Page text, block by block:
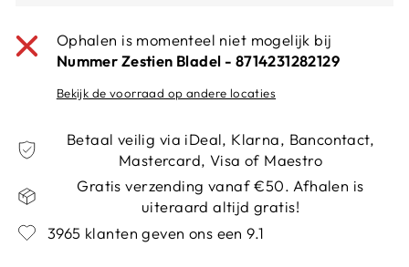
Ophalen is momenteel niet mogelijk bij
Nummer Zestien Bladel - 8714231282129
Bekijk de voorraad op andere locaties
Betaal veilig via iDeal, Klarna, Bancontact,
Mastercard, Visa of Maestro
Gratis verzending vanaf €50. Afhalen is
uiteraard altijd gratis!
3965 klanten geven ons een 9.1